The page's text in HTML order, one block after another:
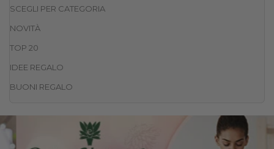
SCEGLI PER CATEGORIA
NOVITÀ
TOP 20
IDEE REGALO
BUONI REGALO